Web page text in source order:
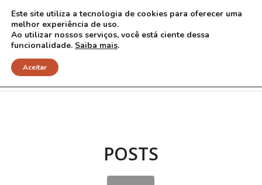
Arquivo para Tag: CTF 2015
POSTS
Este site utiliza a tecnologia de cookies para oferecer uma
melhor experiência de uso.
Ao utilizar nossos serviços, você está ciente dessa
funcionalidade. Saiba mais.
Aceitar